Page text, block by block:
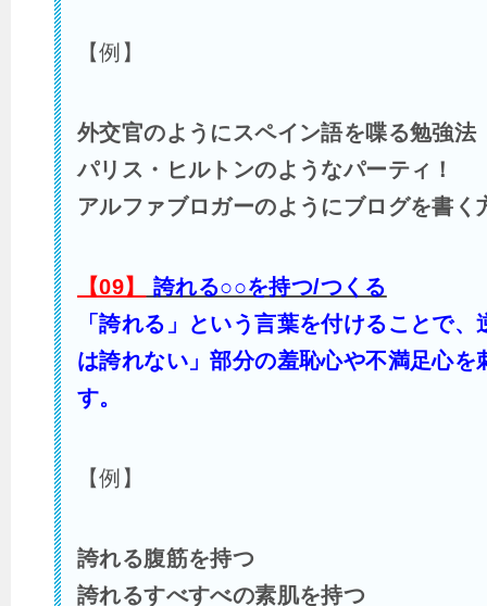
【例】
外交官のようにスペイン語を喋る勉強法
パリス・ヒルトンのようなパーティ！
アルファブロガーのようにブログを書く
【09】
誇れる○○を持つ/つくる
「誇れる」という言葉を付けることで
は誇れない」部分の羞恥心や不満足心を
す。
【例】
誇れる腹筋を持つ
誇れるすべすべの素肌を持つ